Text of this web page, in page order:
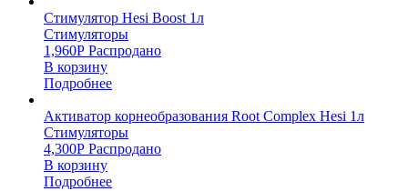
Стимулятор Hesi Boost 1л
Стимуляторы
1,960Р Распродано
В корзину
Подробнее
Активатор корнеобразования Root Complex Hesi 1л
Стимуляторы
4,300Р Распродано
В корзину
Подробнее